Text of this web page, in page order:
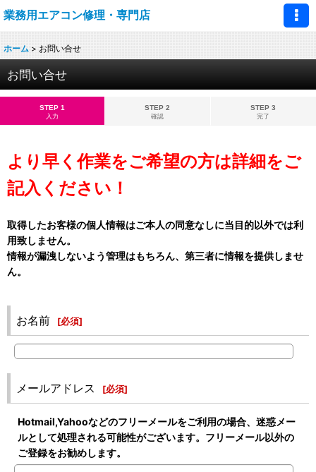
業務用エアコン修理・専門店
ホーム > お問い合せ
お問い合せ
STEP 1
入力
STEP 2
確認
STEP 3
完了
より早く作業をご希望の方は詳細をご
記入ください！
取得したお客様の個人情報はご本人の同意なしに当目的以外では利
用致しません。
情報が漏洩しないよう管理はもちろん、第三者に情報を提供しませ
ん。
お名前 [必須]
メールアドレス [必須]
Hotmail,Yahooなどのフリーメールをご利用の場合、迷惑メー
ルとして処理される可能性がございます。フリーメール以外の
ご登録をお勧めします。